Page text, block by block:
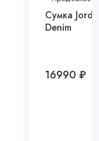
Сумка
Denim
16990 ₽